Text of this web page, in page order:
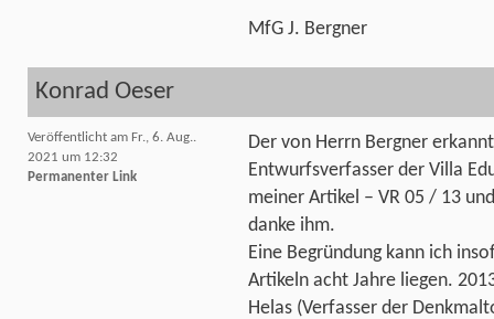
MfG J. Bergner
Konrad Oeser
Veröffentlicht am Fr., 6. Aug..
2021 um 12:32
Permanenter Link
Der von Herrn Bergner
Entwurfsverfasser der Villa
meiner Artikel – VR 05 / 13
danke ihm.
Eine Begründung kann ich
Artikeln acht Jahre liegen.
Helas (Verfasser der